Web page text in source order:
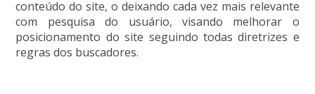
conteúdo do site, o deixando cada vez mais relevante
com pesquisa do usuário, visando melhorar o
posicionamento do site seguindo todas diretrizes e
regras dos buscadores.